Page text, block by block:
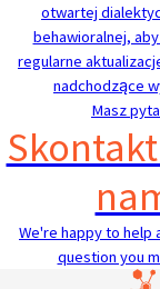
otwartej
behawioralnej,
regularne
nadchodzące
Masz
We're happy to help
question you